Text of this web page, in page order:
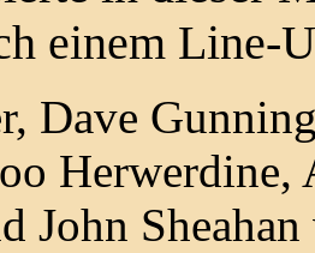
einem Line-
Dave
Herwerdine,
John